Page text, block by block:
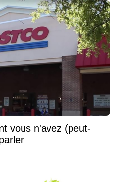
vous n'avez (peut-